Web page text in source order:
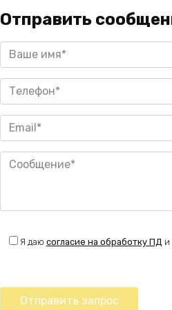
Отправить
Я даю согласие на обработку ПД и